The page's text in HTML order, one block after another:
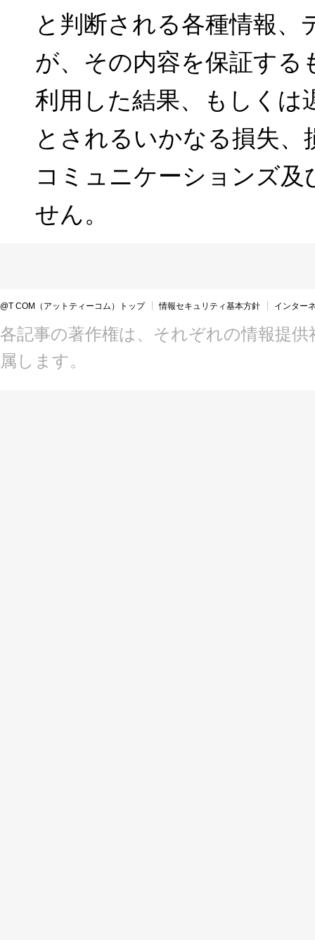
と判断される各種情報
が、その内容を保証す
利用した結果、もしくは
とされるいかなる損失
コミュニケーションズ
せん。
@T COM（アットティーコム）トップ 情報セキュリティ基本方針 インター
各記事の著作権は、それぞれの情報提
属します。